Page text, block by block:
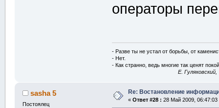
операторы
- Разве ты не устал от борьбы, от
- Нет.
- Как странно, ведь многие так ценят
E.
sasha 5
Постоялец
Re: Востановление
« Ответ #28 : 28 Май 2009, 06:47:03